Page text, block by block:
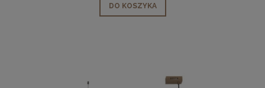
DO KOSZYKA